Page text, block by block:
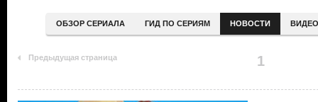
ОБЗОР СЕРИАЛА ГИД ПО СЕРИЯМ НОВОСТИ ВИДЕО
Предыдущая страница 1